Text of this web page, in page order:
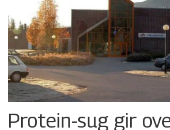
Protein-sug gir